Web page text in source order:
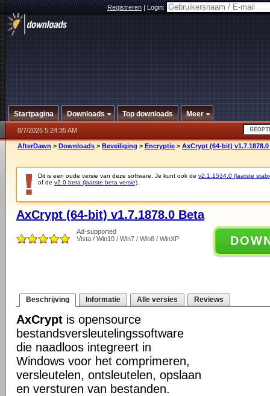
Registreren|Login:
Startpagina Downloads Top downloads Meer
8/7/2026 5:24:35 AM
AfterDawn > Downloads > Beveiliging > Encryptie > AxCrypt (64-bit)
Dit is een oude versie van deze software. Je kunt ook de v2.1.1534.0 (laatste
of de v2.0 beta (laatste beta versie)
AxCrypt (64-bit) v1.7.1878.0 Beta
Ad-supported
Vista / Win10 / Win7 / Win8 / WinXP
Beschrijving Informatie Alle versies Reviews
AxCrypt is opensource
bestandsversleutelingssoftware
die naadloos integreert in
Windows voor het comprimeren,
versleutelen, ontsleutelen, opslaan
en versturen van bestanden.